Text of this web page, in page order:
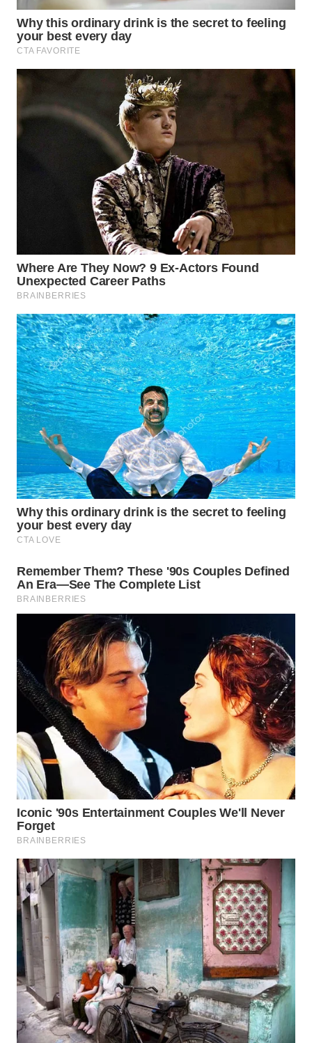
WN
KARAWANG
BOGOR
UTARA
WN
SAMOSIR
WN
PADANG
LAWAS
WN
SUMEDANG
WN
CIANJUR
WN
KEPULAUAN
WN
TANGERANG
BINJAI
WN
CIREBON
WN
INDRAMAYU
WN
KUNINGAN
WN
MAJALENGKA
WN
SUBANG
WN
SUKABUMI
WN
PURWAKARTA